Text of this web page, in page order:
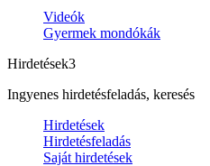
Videók
Gyermek mondókák
Hirdetések3
Ingyenes hirdetésfeladás, keresés
Hirdetések
Hirdetésfeladás
Saját hirdetések